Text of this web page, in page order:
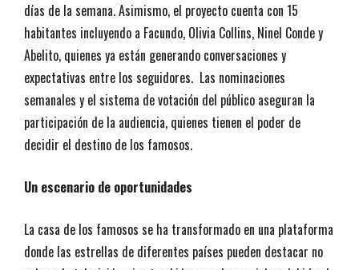
días de la semana. Asimismo, el proyecto cuenta con 15
habitantes incluyendo a Facundo, Olivia Collins, Ninel Conde y
Abelito, quienes ya están generando conversaciones y
expectativas entre los seguidores. Las nominaciones
semanales y el sistema de votación del público aseguran la
participación de la audiencia, quienes tienen el poder de
decidir el destino de los famosos.
Un escenario de oportunidades
La casa de los famosos se ha transformado en una plataforma
donde las estrellas de diferentes países pueden destacar no